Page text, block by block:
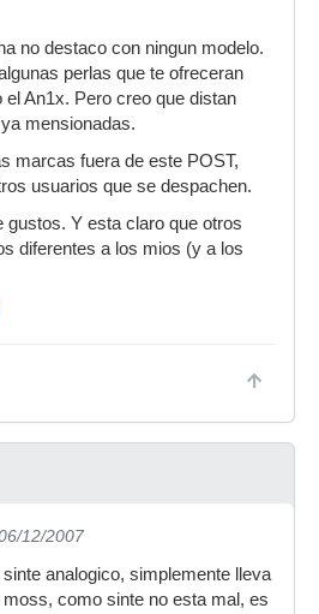
no destaco con ningun modelo.
perlas que te ofreceran
An1x. Pero creo que distan
mensionadas.
marcas fuera de este POST,
usuarios que se despachen.
gustos. Y esta claro que otros
diferentes a los mios (y a los
12/2007
analogico, simplemente lleva
como sinte no esta mal, es